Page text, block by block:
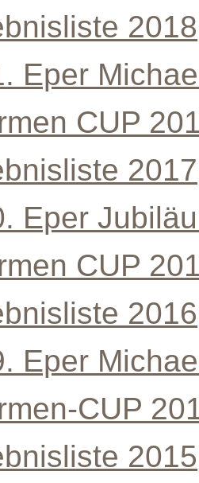
2018
Eper
CUP
2017
Eper
CUP
2016
Eper
CUP
2015